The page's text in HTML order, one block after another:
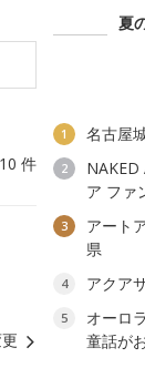
件
夏
1 名古屋
2
NAKED
ア ファ
3
アート
県
4 アクア
5
オーロ
童話が